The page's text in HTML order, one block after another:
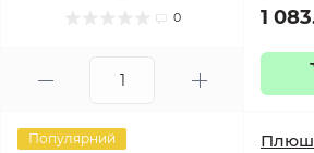
0 1
Популярний